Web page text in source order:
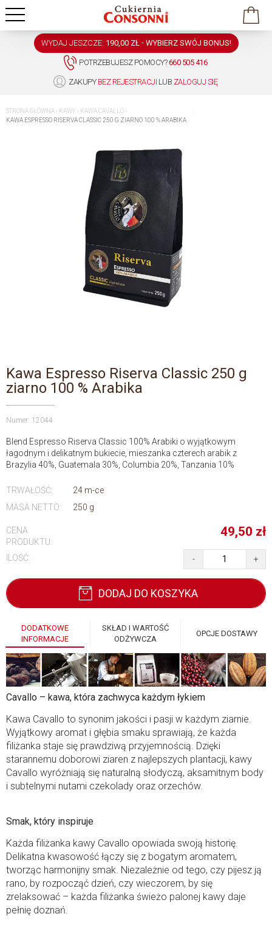
POTRZEBUJESZ POMOCY?660 505 416
ZAKUPY BEZ REJESTRACJI LUB ZALOGUJ SIĘ
WYDAJ JESZCZE: 190,00 ZŁ - WYBIERZ SWÓJ BONUS!
STRONA GŁÓWNA › KAWY › KAWA CAVALLO ›
KAWA ESPRESSO RISERVA CLASSIC 250 G ZIARNO 100 % ARABIKA
Kawa Espresso Riserva Classic 250 g
ziarno 100 % Arabika
Numer: 12044
Blend Espresso Riserva Classic 100% Arabiki o wyjątkowym
łagodnym i delikatnym bukiecie, mieszanka czterech arabik z
Brazylia 40%, Guatemala 30%, Columbia 20%, Tanzania 10%
TRWAŁOŚĆ:
24 m-ce
MASA NETTO:
250 g
CENA
PRODUKTU:
49,50 zł
ILOŚĆ: - +
DODAJ DO KOSZYKA
DODATKOWE
INFORMACJE
SKŁAD I WARTOŚĆ
ODŻYWCZA
OPCJE DOSTAWY
Cavallo – kawa, która zachwyca każdym łykiem
Kawa Cavallo to synonim jakości i pasji w każdym ziarnie.
Wyjątkowy aromat i głębia smaku sprawiają, że każda
filiżanka staje się prawdziwą przyjemnością. Dzięki
starannemu doborowi ziaren z najlepszych plantacji, kawy
Cavallo wyróżniają się naturalną słodyczą, aksamitnym body
i subtelnymi nutami czekolady oraz orzechów.
Smak, który inspiruje
Każda filiżanka kawy Cavallo opowiada swoją historię.
Delikatna kwasowość łączy się z bogatym aromatem,
tworząc harmonijny smak. Niezależnie od tego, czy pijesz ją
rano, by rozpocząć dzień, czy wieczorem, by się
zrelaksować – każda filiżanka świeżo palonej kawy daje
pełnię doznań.